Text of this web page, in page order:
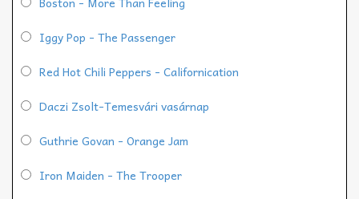
Iggy Pop - The Passenger
Red Hot Chili Peppers - Californication
Daczi Zsolt-Temesvári vasárnap
Guthrie Govan - Orange Jam
Iron Maiden - The Trooper